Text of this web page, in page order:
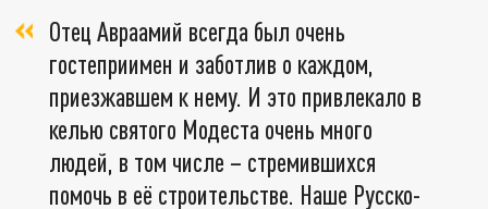
Отец Авраамий всегда был очень
гостеприимен и заботлив о каждом,
приезжавшем к нему. И это привлекало в
келью святого Модеста очень много
людей, в том числе – стремившихся
помочь в её строительстве. Наше Русско-